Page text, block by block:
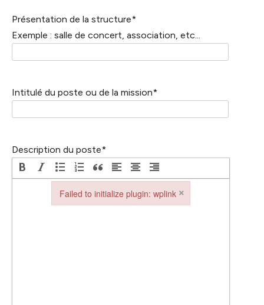
Présentation de la structure*
Exemple : salle de concert, association, etc...
Intitulé du poste ou de la mission*
Description du poste*
Failed to initialize plugin: wplink ×
Failed to initialize plugin: wplink